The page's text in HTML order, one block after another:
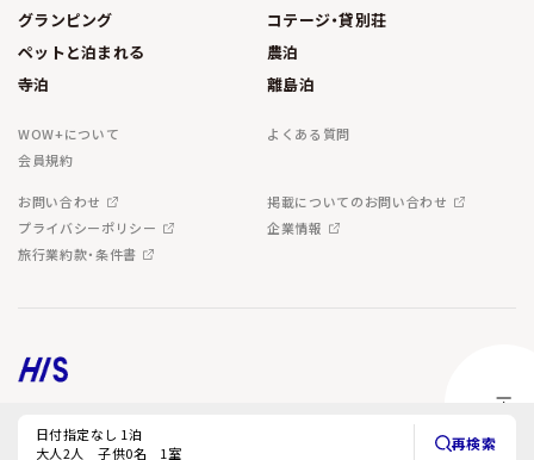
日付指定なし 1泊
大人2人 子供0名 1室
再検索
グランピング
コテージ・貸別荘
ペットと泊まれる
農泊
寺泊
離島泊
WOW+について
よくある質問
会員規約
お問い合わせ
掲載についてのお問い合わせ
プライバシーポリシー
企業情報
旅行業約款・条件書